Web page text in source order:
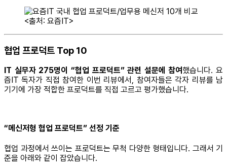
<출처: 요즘IT>
협업 프로덕트 Top 10
IT 실무자 275명이 “협업 프로덕트” 관련 설문에 참여했습니다. 요
즘IT 독자가 직접 참여한 이번 리뷰에서, 참여자들은 각자 리뷰를 남
기기에 가장 적합한 프로덕트를 직접 고르고 평가했습니다.
“메신저형 협업 프로덕트” 선정 기준
협업 과정에서 쓰이는 프로덕트는 무척 다양한 형태입니다. 그래서 기
준을 아래와 같이 잡았습니다.